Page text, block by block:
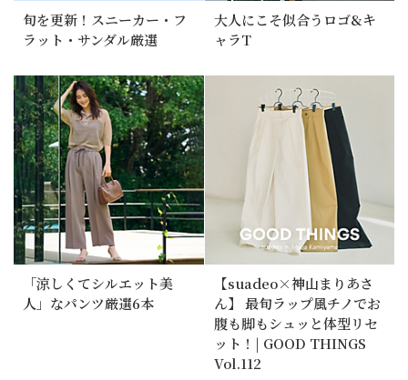
旬を更新！スニーカー・フ
ラット・サンダル厳選
大人にこそ似合うロゴ&キ
ャラT
「涼しくてシルエット美
人」なパンツ厳選6本
【suadeo×神山まりあさ
ん】 最旬ラップ風チノでお
腹も脚もシュッと体型リセ
ット！| GOOD THINGS
Vol.112